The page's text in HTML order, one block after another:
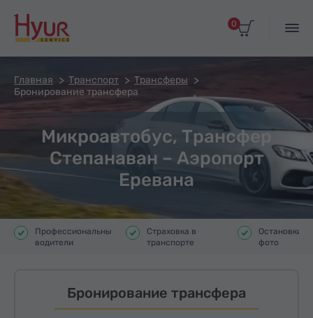
0
Главная Транспорт
Трансферы
Бронирование трансфера
Микроавтобус, Трансфер
Степанаван – Аэропорт
Еревана
Профессиональные
водители
Страховка в
транспорте
Остановки
фото
Бронирование трансфера